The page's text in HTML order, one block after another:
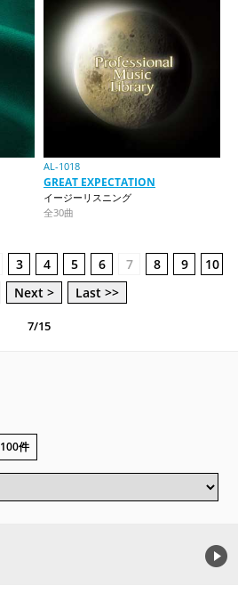
AL-1018
GREAT EXPECTATION
イージーリスニング
全30曲
3 4 5 6 7 8 9
10
Next > Last >>
7/15
100件